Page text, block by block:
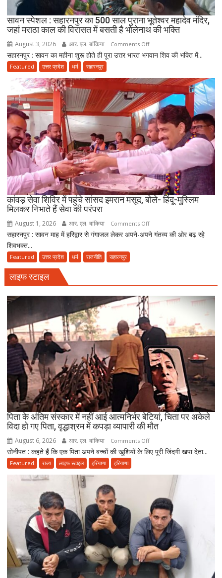
किलोमीटर
की
परिवार
सावन स्पेशल : सहारनपुर का 500 साल पुराना भूतेश्वर महादेव मंदिर,
जहां मराठा काल की विरासत में बसती है भोलेनाथ की भक्ति
August 3, 2026 आर. एल. बांकिया Comments Offon
सावन
सहारनपुर
का
500
साल
पुराना
भूतेश्वर
महादेव
मंदिर,
जहां
मराठा
काल
में
भक्ति
सहारनपुर : सावन का महीना शुरू होते ही पूरा उत्तर भारत भगवान शिव की भक्ति में...
Featured उत्तर प्रदेश धर्म सहारनपुर
कांवड़ सेवा शिविर में पहुंचे सांसद इमरान मसूद, बोले- हिंदू-मुस्लिम
मिलकर निभाते हैं सेवा की परंपरा
August 1, 2026 आर. एल. बांकिया Comments Offon
कांवड़
सांसद
इमरान
बोले-
हिंदू-
मिलकर
निभाते
सेवा
की
परंपरा
सहारनपुर : सावन माह में हरिद्वार से गंगाजल लेकर अपने-अपने गंतव्य की ओर बढ़ रहे
शिवभक्त...
Featured उत्तर प्रदेश धर्म राजनीति सहारनपुर
लाइफ स्टाइल
पिता के अंतिम संस्कार में नहीं आई आत्मनिर्भर बेटियां, चिता पर अकेले
विदा हो गए पिता, वृद्धाश्रम में कपड़ा व्यापारी की मौत
August 6, 2026 आर. एल. बांकिया Comments Offon
पिता
अंतिम
नहीं
आई
आत्मनिर्भर
बेटियां,
चिता
पर
अकेले
सोनीपत : कहते हैं कि एक पिता अपने बच्चों की खुशियों के लिए पूरी जिंदगी खपा देता...
Featured राज्य लाइफ स्टाइल हरियाणा हरियाणा